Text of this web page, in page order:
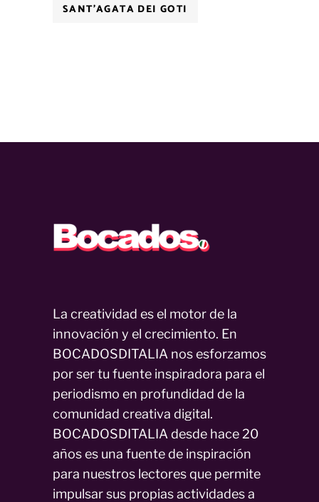
SANT'AGATA DEI GOTI
La creatividad es el motor de la
innovación y el crecimiento. En
BOCADOSDITALIA nos esforzamos
por ser tu fuente inspiradora para el
periodismo en profundidad de la
comunidad creativa digital.
BOCADOSDITALIA desde hace 20
años es una fuente de inspiración
para nuestros lectores que permite
impulsar sus propias actividades a